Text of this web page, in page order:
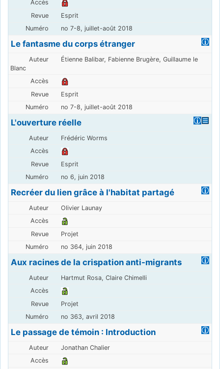
Esprit
no 7-8, juillet-août 2018
Le fantasme du corps étranger
Étienne Balibar, Fabienne Brugère, Guillaume le
Blanc
Esprit
no 7-8, juillet-août 2018
L'ouverture réelle
Frédéric Worms
Esprit
no 6, juin 2018
Recréer du lien grâce à l'habitat partagé
Olivier Launay
Projet
no 364, juin 2018
Aux racines de la crispation anti-migrants
Hartmut Rosa, Claire Chimelli
Projet
no 363, avril 2018
Le passage de témoin : Introduction
Jonathan Chalier